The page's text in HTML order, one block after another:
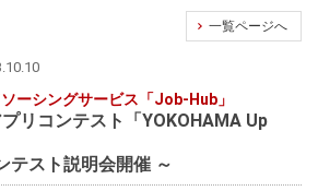
一覧ページへ
ーシングサービス「Job-Hub」
リコンテスト「YOKOHAMA Up
テスト説明会開催 ～